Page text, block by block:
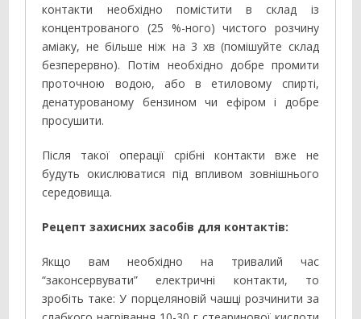
контакти необхідно помістити в склад із
концентрованого (25 %-ного) чистого розчину
аміаку, не більше ніж на 3 хв (помішуйте склад
безперервно). Потім необхідно добре промити
проточною водою, або в етиловому спирті,
денатурованому бензином чи ефіром і добре
просушити.
Після такої операції срібні контакти вже не
будуть окислюватися під впливом зовнішнього
середовища.
Рецепт захисних засобів для контактів:
Якщо вам необхідно на тривалий час
“законсервувати” електричні контакти, то
зробіть таке: У порцеляновій чашці розчинити за